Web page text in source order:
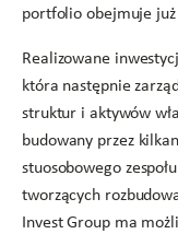
portfolio obejmuje
Realizowane
która następnie
struktur i aktywów
budowany przez
stuosobowego
tworzących
Invest Group ma